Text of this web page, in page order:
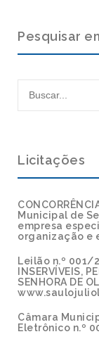
Pesquisar
Licitações
Municipal de
empresa
organização e
Leilão n.º 001/
INSERVÍVEIS,
SENHORA DE
Câmara
Eletrônico n.º